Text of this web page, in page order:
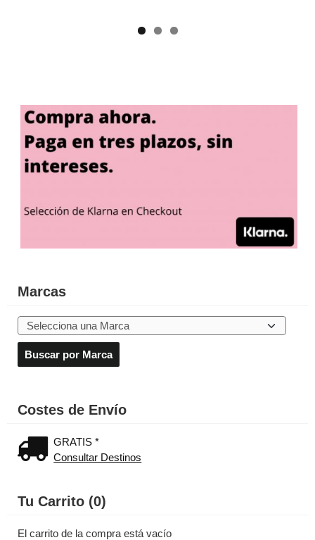
Marcas
Costes de Envío
GRATIS *
Consultar Destinos
Tu Carrito (0)
El carrito de la compra está vacío